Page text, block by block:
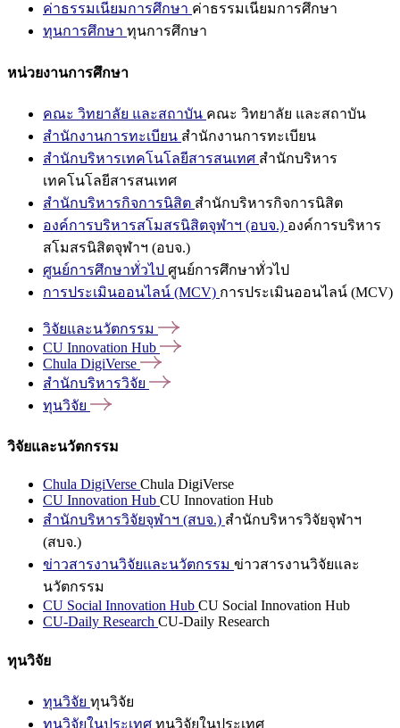
ค่าธรรมเนียมการศึกษา ค่าธรรมเนียมการศึกษา
ทุนการศึกษา ทุนการศึกษา
หน่วยงานการศึกษา
คณะ วิทยาลัย และสถาบัน คณะ วิทยาลัย และสถาบัน
สำนักงานการทะเบียน สำนักงานการทะเบียน
สำนักบริหารเทคโนโลยีสารสนเทศ สำนักบริหาร
เทคโนโลยีสารสนเทศ
สำนักบริหารกิจการนิสิต สำนักบริหารกิจการนิสิต
องค์การบริหารสโมสรนิสิตจุฬาฯ (อบจ.) องค์การบริหาร
สโมสรนิสิตจุฬาฯ (อบจ.)
ศูนย์การศึกษาทั่วไป ศูนย์การศึกษาทั่วไป
การประเมินออนไลน์ (MCV) การประเมินออนไลน์ (MCV)
วิจัยและนวัตกรรม
CU Innovation Hub
Chula DigiVerse
สำนักบริหารวิจัย
ทุนวิจัย
วิจัยและนวัตกรรม
Chula DigiVerse Chula DigiVerse
CU Innovation Hub CU Innovation Hub
สำนักบริหารวิจัยจุฬาฯ (สบจ.) สำนักบริหารวิจัยจุฬาฯ
(สบจ.)
ข่าวสารงานวิจัยและนวัตกรรม ข่าวสารงานวิจัยและ
นวัตกรรม
CU Social Innovation Hub CU Social Innovation Hub
CU-Daily Research CU-Daily Research
ทุนวิจัย
ทุนวิจัย ทุนวิจัย
ทุนวิจัยในประเทศ ทุนวิจัยในประเทศ